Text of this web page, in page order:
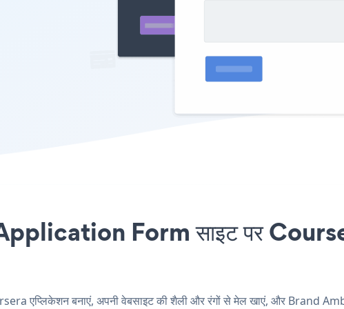
Form साइट पर
एप्लिकेशन बनाएं, अपनी वेबसाइट की शैली और रंगों से मेल खाएं, और Brand